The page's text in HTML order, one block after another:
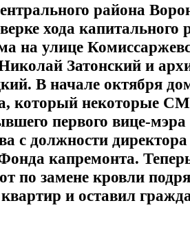
района
хода капитального
на улице
Затонский и
В начале октября
который некоторые
первого вице-
с должности директора
капремонта.
по замене кровли
квартир и оставил